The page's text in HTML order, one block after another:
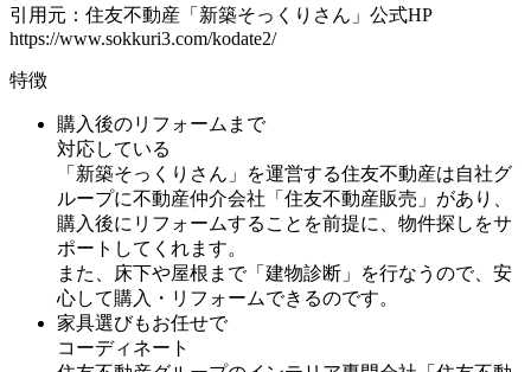
引用元：住友不動産「新築そっくりさん」公式HP
https://www.sokkuri3.com/kodate2/
特徴
購入後のリフォームまで
対応している
「新築そっくりさん」を運営する住友不動産は自社グ
ループに不動産仲介会社「住友不動産販売」があり、
購入後にリフォームすることを前提に、物件探しをサ
ポートしてくれます。
また、床下や屋根まで「建物診断」を行なうので、安
心して購入・リフォームできるのです。
家具選びもお任せで
コーディネート